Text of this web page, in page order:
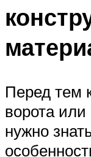
Перед тем
ворота
нужно